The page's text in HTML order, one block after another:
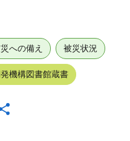
への備え 被災状況
機構図書館蔵書